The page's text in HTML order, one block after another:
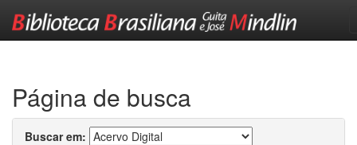
Página de busca
Buscar em: